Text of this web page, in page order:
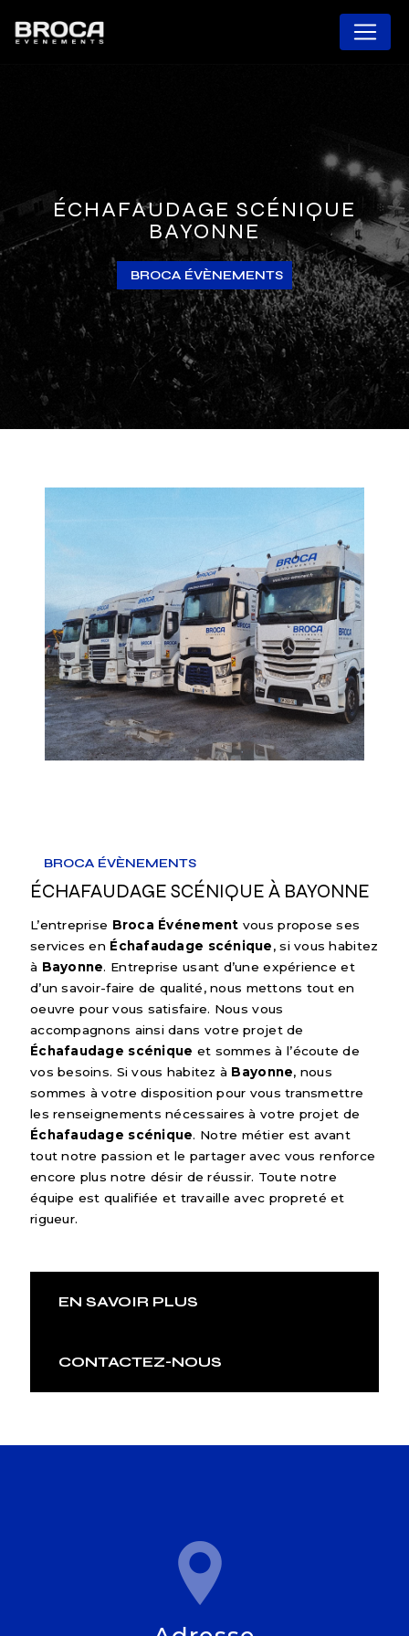
ÉCHAFAUDAGE SCÉNIQUE
BAYONNE
BROCA ÉVÈNEMENTS
BROCA ÉVÈNEMENTS
ÉCHAFAUDAGE SCÉNIQUE À BAYONNE
L’entreprise Broca Événement vous propose ses
services en Échafaudage scénique, si vous habitez
à Bayonne. Entreprise usant d’une expérience et
d’un savoir-faire de qualité, nous mettons tout en
oeuvre pour vous satisfaire. Nous vous
accompagnons ainsi dans votre projet de
Échafaudage scénique et sommes à l’écoute de
vos besoins. Si vous habitez à Bayonne, nous
sommes à votre disposition pour vous transmettre
les renseignements nécessaires à votre projet de
Échafaudage scénique. Notre métier est avant
tout notre passion et le partager avec vous renforce
encore plus notre désir de réussir. Toute notre
équipe est qualifiée et travaille avec propreté et
rigueur.
EN SAVOIR PLUS
CONTACTEZ-NOUS